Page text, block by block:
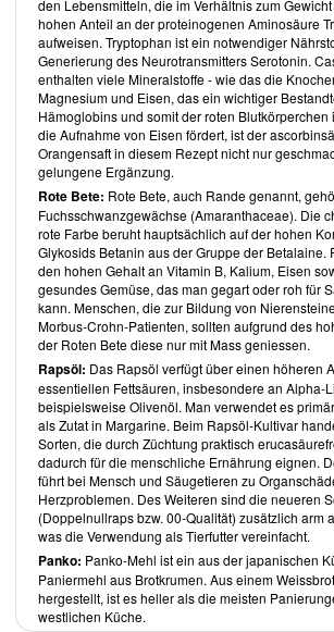
Über den Autor
Richard Buckley, bereits vegetarisch
zunächst englische Literatur, bevor er sich
vegetarischen Küche zuwandte. Mittlerweile ist
Vegetarian Kitchenin Bath, UK, welches man zu
vegetarischen Restaurants weltweit zählt.
Inhalt des Buches
Plants Taste Betterbeginnt mit einer Einleitung (
Kochen mit Pflanzen. Im Kapitel "das Handwerk
pflanzenbasierten Kochens" (the craft of plant-
unter anderem um Aromen (flavour), Geschmack (
(texture) und die notwenigen Küchenutensilien (
Die Rezepte sind in 6 Kapitel unterteilt:
Snacks (snacks)
Suppen, Pasteten & leichte
light lunches)
Salate (salads)
Hauptgerichte ( mains)
Desserts (desserts)
Brote (breads)
Rezepte
Snacks:
Hier finden Sie viel, vorwiegend mediterranes
gebackene Samen, frittierte Gemüse, im Ofen
Dips und Chutneys. Beispiele für aufgeführte
Kale(Tempura Grünkohl),Garlic Panisse
dasFig Chutney(Feigenchutney). Bedingt durch
den Lebensmitteln, die im Verhältnis zum
hohen Anteil an der proteinogenen Aminosäure
aufweisen. Tryptophan ist ein notwendiger
Generierung des Neurotransmitters Serotonin.
enthalten viele Mineralstoffe - wie das die
Magnesium und Eisen, das ein wichtiger
Hämoglobins und somit der roten Blutkörperchen
die Aufnahme von Eisen fördert, ist der
Orangensaft in diesem Rezept nicht nur
gelungene Ergänzung.
Rote Bete: Rote Bete, auch Rande genannt,
Fuchsschwanzgewächse (Amaranthaceae). Die
rote Farbe beruht hauptsächlich auf der hohen
Glykosids Betanin aus der Gruppe der Betalaine.
den hohen Gehalt an Vitamin B, Kalium, Eisen
gesundes Gemüse, das man gegart oder roh für
kann. Menschen, die zur Bildung von
Morbus-Crohn-Patienten, sollten aufgrund des
der Roten Bete diese nur mit Mass geniessen.
Rapsöl: Das Rapsöl verfügt über einen höheren
essentiellen Fettsäuren, insbesondere an Alpha-
beispielsweise Olivenöl. Man verwendet es
als Zutat in Margarine. Beim Rapsöl-Kultivar
Sorten, die durch Züchtung praktisch
dadurch für die menschliche Ernährung eignen.
führt bei Mensch und Säugetieren zu
Herzproblemen. Des Weiteren sind die neueren
(Doppelnullraps bzw. 00-Qualität) zusätzlich arm
was die Verwendung als Tierfutter vereinfacht.
Panko: Panko-Mehl ist ein aus der japanischen
Paniermehl aus Brotkrumen. Aus einem
hergestellt, ist es heller als die meisten
westlichen Küche.